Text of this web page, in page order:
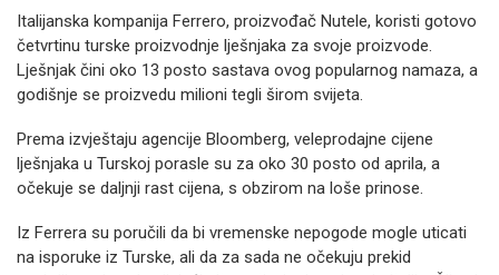
Italijanska kompanija Ferrero, proizvođač Nutele, koristi gotovo
četvrtinu turske proizvodnje lješnjaka za svoje proizvode.
Lješnjak čini oko 13 posto sastava ovog popularnog namaza, a
godišnje se proizvedu milioni tegli širom svijeta.
Prema izvještaju agencije Bloomberg, veleprodajne cijene
lješnjaka u Turskoj porasle su za oko 30 posto od aprila, a
očekuje se daljnji rast cijena, s obzirom na loše prinose.
Iz Ferrera su poručili da bi vremenske nepogode mogle uticati
na isporuke iz Turske, ali da za sada ne očekuju prekid